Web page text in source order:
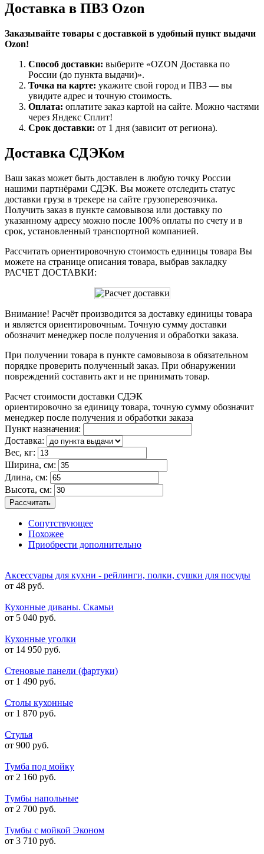
Доставка в ПВЗ Ozon
Заказывайте товары с доставкой в удобный пункт выдачи
Ozon!
Способ доставки: выберите «OZON Доставка по
России (до пункта выдачи)».
Точка на карте: укажите свой город и ПВЗ — вы
увидите адрес и точную стоимость.
Оплата: оплатите заказ картой на сайте. Можно частями
через Яндекс Сплит!
Срок доставки: от 1 дня (зависит от региона).
Доставка СДЭКом
Ваш заказ может быть доставлен в любую точку России
нашими партнёрами СДЭК. Вы можете отследить статус
доставки груза в трекере на сайте грузоперевозчика.
Получить заказ в пункте самовывоза или доставку по
указанному адресу можно после 100% оплаты по счету и в
срок, установленный транспортной компанией.
Рассчитать ориентировочную стоимость единицы товара Вы
можете на странице описания товара, выбрав закладку
РАСЧЕТ ДОСТАВКИ:
Внимание! Расчёт производится за доставку единицы товара
и является ориентировочным. Точную сумму доставки
обозначит менеджер после получения и обработки заказа.
При получении товара в пункте самовывоза в обязательном
порядке проверить полученный заказ. При обнаружении
повреждений составить акт и не принимать товар.
Расчет стоимости доставки СДЭК
ориентировочно за единицу товара, точную сумму обозначит
менеджер после получения и обработки заказа
Пункт назначения:
Доставка:
Вес, кг:
Ширина, см:
Длина, см:
Высота, см:
Рассчитать
Сопутствующее
Похожее
Приобрести дополнительно
Аксессуары для кухни - рейлинги, полки, сушки для посуды
от 48 руб.
Кухонные диваны. Скамьи
от 5 040 руб.
Кухонные уголки
от 14 950 руб.
Стеновые панели (фартуки)
от 1 490 руб.
Столы кухонные
от 1 870 руб.
Стулья
от 900 руб.
Тумба под мойку
от 2 160 руб.
Тумбы напольные
от 2 700 руб.
Тумбы с мойкой Эконом
от 3 710 руб.